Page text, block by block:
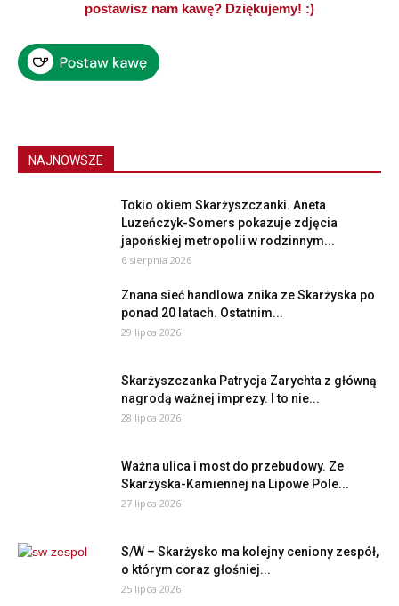
postawisz nam kawę? Dziękujemy! :)
NAJNOWSZE
Tokio okiem Skarżyszczanki. Aneta
Luzeńczyk-Somers pokazuje zdjęcia
japońskiej metropolii w rodzinnym...
6 sierpnia 2026
Znana sieć handlowa znika ze Skarżyska po
ponad 20 latach. Ostatnim...
29 lipca 2026
Skarżyszczanka Patrycja Zarychta z główną
nagrodą ważnej imprezy. I to nie...
28 lipca 2026
Ważna ulica i most do przebudowy. Ze
Skarżyska-Kamiennej na Lipowe Pole...
27 lipca 2026
S/W – Skarżysko ma kolejny ceniony zespół,
o którym coraz głośniej...
25 lipca 2026